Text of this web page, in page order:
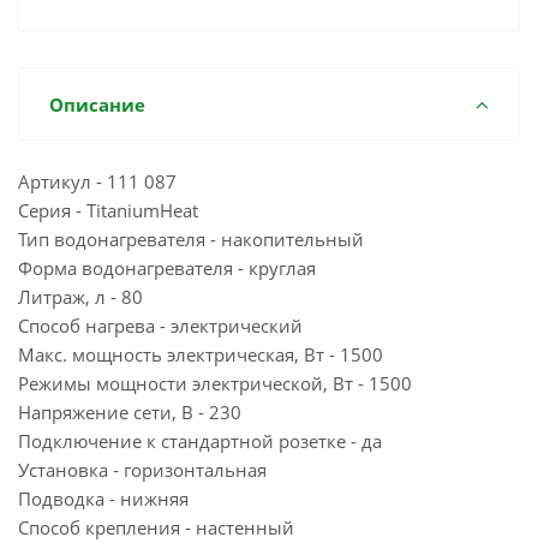
Описание
Артикул - 111 087
Серия - TitaniumHeat
Тип водонагревателя - накопительный
Форма водонагревателя - круглая
Литраж, л - 80
Способ нагрева - электрический
Макс. мощность электрическая, Вт - 1500
Режимы мощности электрической, Вт - 1500
Напряжение сети, В - 230
Подключение к стандартной розетке - да
Установка - горизонтальная
Подводка - нижняя
Способ крепления - настенный